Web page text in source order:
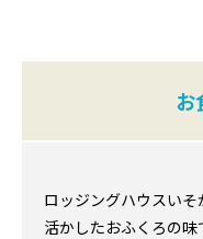
お
ロッジングハウスい
活かしたおふくろの味